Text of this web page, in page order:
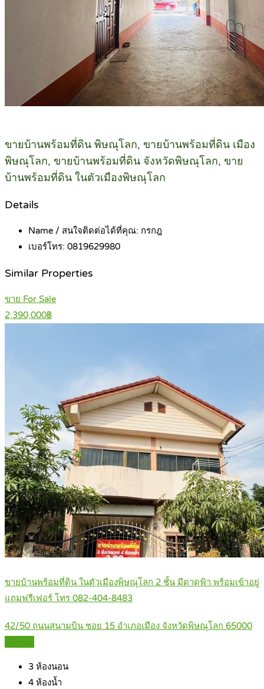
ขายบ้านพร้อมที่ดิน พิษณุโลก, ขายบ้านพร้อมที่ดิน เมือง
พิษณุโลก, ขายบ้านพร้อมที่ดิน จังหวัดพิษณุโลก, ขาย
บ้านพร้อมที่ดิน ในตัวเมืองพิษณุโลก
Details
Name / สนใจติดต่อได้ที่คุณ: กรกฎ
เบอร์โทร: 0819629980
Similar Properties
ขาย For Sale
2,390,000฿
ขายบ้านพร้อมที่ดิน ในตัวเมืองพิษณุโลก 2 ชั้น มีดาดฟ้า พร้อมเข้าอยู่
แถมฟรีเฟอร์ โทร 082-404-8483
42/50 ถนนสนามบิน ซอย 15 อำเภอเมือง จังหวัดพิษณุโลก 65000
3 ห้องนอน
4 ห้องน้ำ